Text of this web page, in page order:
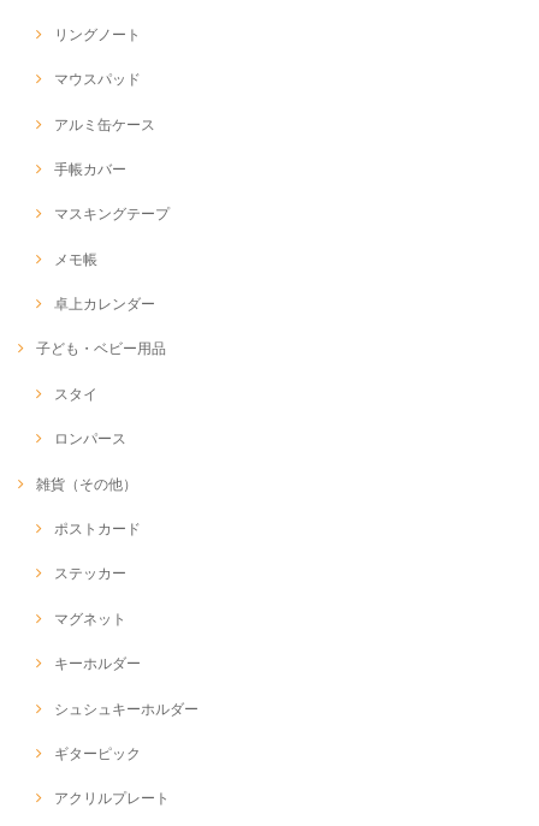
リングノート
マウスパッド
アルミ缶ケース
手帳カバー
マスキングテープ
メモ帳
卓上カレンダー
子ども・ベビー用品
スタイ
ロンパース
雑貨（その他）
ポストカード
ステッカー
マグネット
キーホルダー
シュシュキーホルダー
ギターピック
アクリルプレート